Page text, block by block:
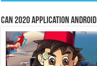
CAN 2020 Application Android